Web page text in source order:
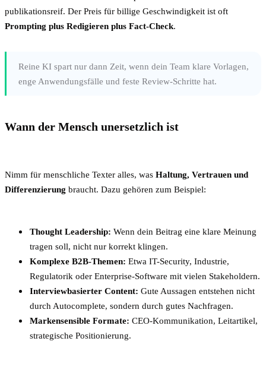
publikationsreif. Der Preis für billige Geschwindigkeit ist oft
Prompting plus Redigieren plus Fact-Check.
Reine KI spart nur dann Zeit, wenn dein Team klare Vorlagen,
enge Anwendungsfälle und feste Review-Schritte hat.
Wann der Mensch unersetzlich ist
Nimm für menschliche Texter alles, was Haltung, Vertrauen und
Differenzierung braucht. Dazu gehören zum Beispiel:
Thought Leadership: Wenn dein Beitrag eine klare Meinung
tragen soll, nicht nur korrekt klingen.
Komplexe B2B-Themen: Etwa IT-Security, Industrie,
Regulatorik oder Enterprise-Software mit vielen Stakeholdern.
Interviewbasierter Content: Gute Aussagen entstehen nicht
durch Autocomplete, sondern durch gutes Nachfragen.
Markensensible Formate: CEO-Kommunikation, Leitartikel,
strategische Positionierung.